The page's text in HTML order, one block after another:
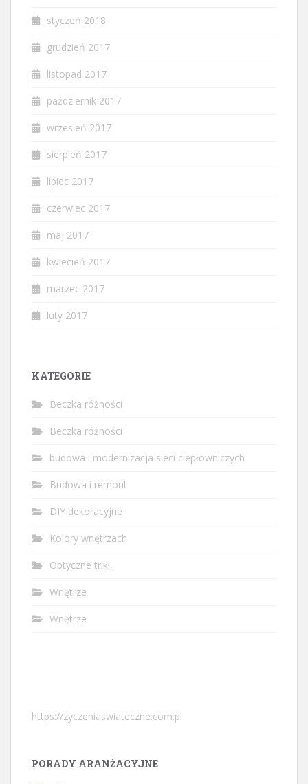
styczeń 2018
grudzień 2017
listopad 2017
październik 2017
wrzesień 2017
sierpień 2017
lipiec 2017
czerwiec 2017
maj 2017
kwiecień 2017
marzec 2017
luty 2017
KATEGORIE
Beczka różności
Beczka różności
budowa i modernizacja sieci ciepłowniczych
Budowa i remont
DIY dekoracyjne
Kolory wnętrzach
Optyczne triki,
Wnętrze
Wnętrze
https://zyczeniaswiateczne.com.pl
PORADY ARANŻACYJNE